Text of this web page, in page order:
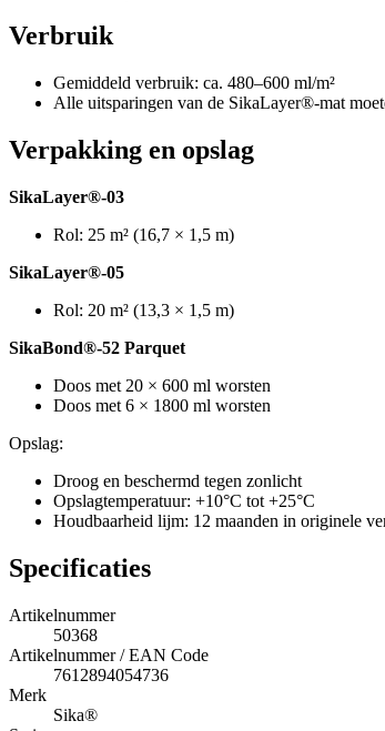
Verbruik
Gemiddeld verbruik: ca. 480–600 ml/m²
Alle uitsparingen van de SikaLayer®-mat
Verpakking en opslag
SikaLayer®-03
Rol: 25 m² (16,7 × 1,5 m)
SikaLayer®-05
Rol: 20 m² (13,3 × 1,5 m)
SikaBond®-52 Parquet
Doos met 20 × 600 ml worsten
Doos met 6 × 1800 ml worsten
Opslag:
Droog en beschermd tegen zonlicht
Opslagtemperatuur: +10°C tot +25°C
Houdbaarheid lijm: 12 maanden in originele
Specificaties
Artikelnummer
50368
Artikelnummer / EAN Code
7612894054736
Merk
Sika®